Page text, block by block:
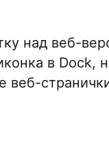
над веб-
в Dock,
веб-